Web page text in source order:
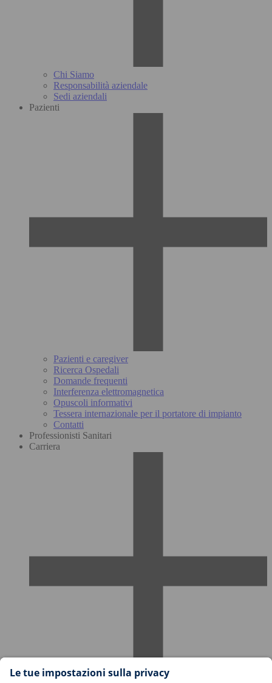
Chi Siamo
Responsabilità aziendale
Sedi aziendali
Pazienti
Pazienti e caregiver
Ricerca Ospedali
Domande frequenti
Interferenza elettromagnetica
Opuscoli informativi
Tessera internazionale per il portatore di impianto
Contatti
Professionisti Sanitari
Carriera